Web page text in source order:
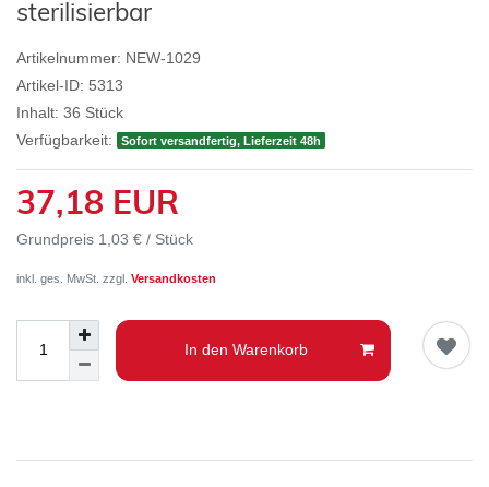
sterilisierbar
Artikelnummer: NEW-1029
Artikel-ID: 5313
Inhalt: 36 Stück
Verfügbarkeit:
Sofort versandfertig, Lieferzeit 48h
37,18 EUR
Grundpreis 1,03 € / Stück
inkl. ges. MwSt. zzgl. Versandkosten
In den Warenkorb